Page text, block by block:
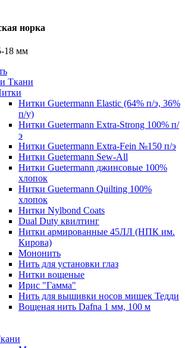
норка
18 мм
Ткани
Нитки Guetermann Elastic (64% п/э, 36%
п/у)
Нитки Guetermann Extra-Strong 100% п/
э
Нитки Guetermann Extra-Fein №150 п/э
Нитки Guetermann Sew-All
Нитки Guetermann джинсовые 100%
хлопок
Нитки Guetermann Quilting 100%
хлопок
Нитки Nylbond Coats
Dual Duty квилтинг
Нитки армированные 45ЛЛ (НПК им.
Кирова)
Мононить
Нить для установки глаз
Нитки вощеные
Ирис "Гамма"
Нить для вышивки носов мишек Тедди
Вощеная нить Dafna 1 мм, 100 м